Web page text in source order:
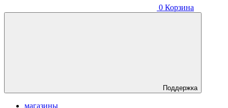
0 Корзина
Поддержка
магазины